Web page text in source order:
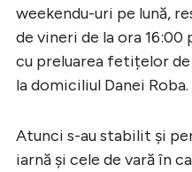
weekendu-uri pe lună,
de vineri de la ora 16:00
cu preluarea fetițelor de
la domiciliul Danei Roba.
Atunci s-au stabilit și
iarnă și cele de vară în